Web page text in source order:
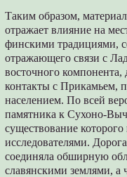
Таким образом,
отражает влияние на
финскими традициями,
отражающего связи с
восточного
контакты с Прикамьем,
населением. По всей
памятника к Сухоно-
существование
исследователями.
соединяла обширную
славянскими землями,